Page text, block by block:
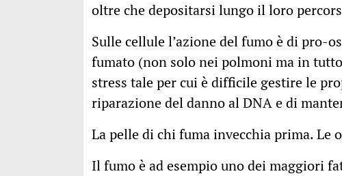
oltre che depositarsi lungo il loro
Sulle cellule l’azione del fumo è di pro-
fumato (non solo nei polmoni ma in
stress tale per cui è difficile gestire le
riparazione del danno al DNA e di
La pelle di chi fuma invecchia prima. Le
Il fumo è ad esempio uno dei maggiori